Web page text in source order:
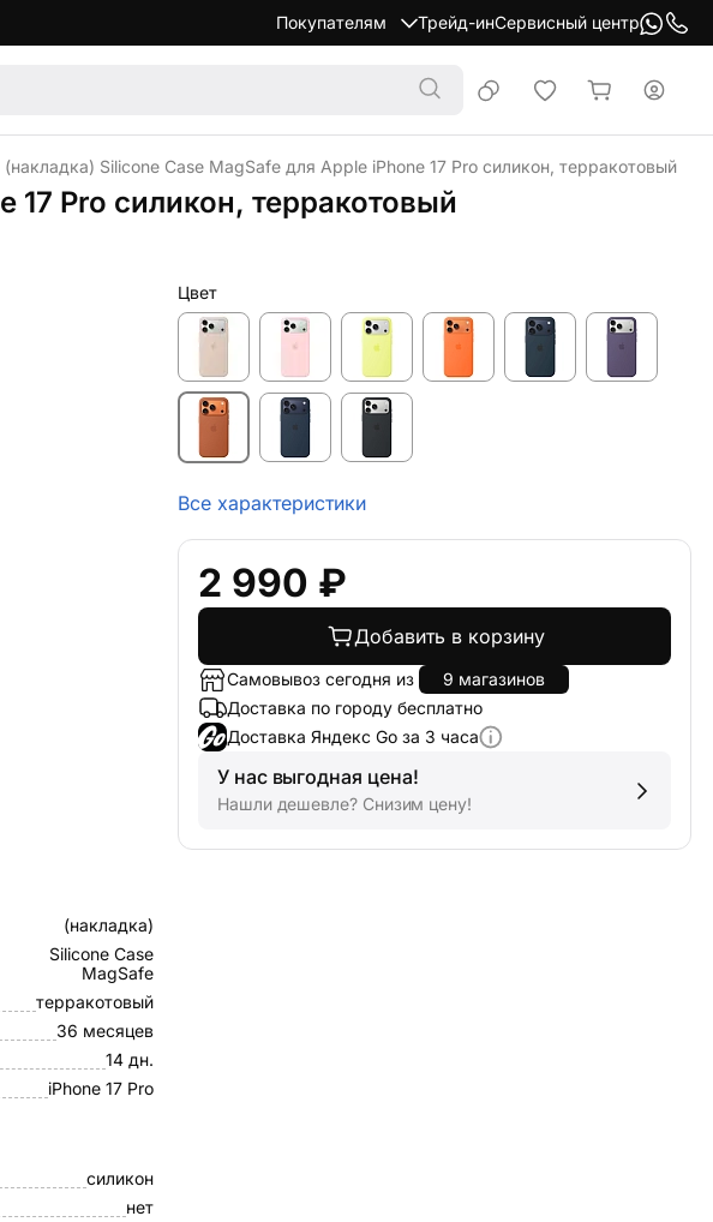
Покупателям Трейд-инСервисный центр
Silicone Case MagSafe для Apple iPhone 17 Pro силикон, терракотовый
Pro силикон, терракотовый
(накладка)
Silicone Case
MagSafe
терракотовый
36 месяцев
14 дн.
iPhone 17 Pro
силикон
нет
Цвет
Все характеристики
2 990 ₽
Добавить в корзину
Самовывоз сегодня из
9 магазинов
Доставка по городу бесплатно
Доставка Яндекс Go за 3 часа
У нас выгодная цена!
Нашли дешевле? Снизим цену!